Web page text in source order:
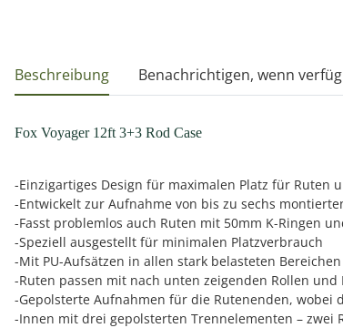
weitere Registerkarten anzeigen
Beschreibung Benachrichtigen, wenn
Fox Voyager 12ft 3+3 Rod Case
-Einzigartiges Design für maximalen Platz für Ruten
-Entwickelt zur Aufnahme von bis zu sechs
-Fasst problemlos auch Ruten mit 50mm K-Ringen
-Speziell ausgestellt für minimalen Platzverbrauch
-Mit PU-Aufsätzen in allen stark belasteten
-Ruten passen mit nach unten zeigenden Rollen und
-Gepolsterte Aufnahmen für die Rutenenden,
-Innen mit drei gepolsterten Trennelementen – zwei